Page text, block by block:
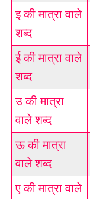
इ की मात्रा वाले
शब्द
ई की मात्रा वाले
शब्द
उ की मात्रा
वाले शब्द
ऊ की मात्रा
वाले शब्द
ए की मात्रा वाले